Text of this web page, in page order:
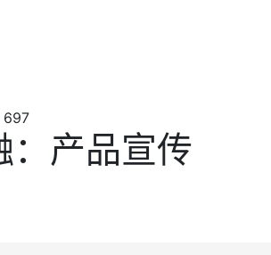
697
：产品宣传